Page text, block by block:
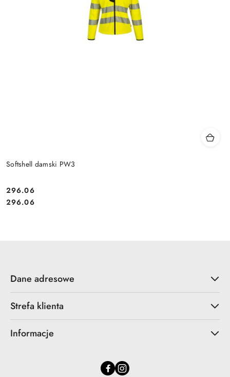
Softshell damski PW3
Cena:
296.06
Cena:
296.06
Dane adresowe
Strefa klienta
Informacje